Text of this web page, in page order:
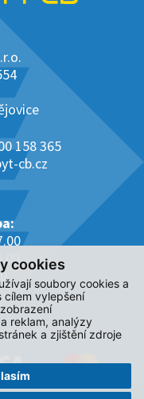
cookies
soubory cookies a
cílem vylepšení
reklam, analýzy
a zjištění zdroje
158 365
cb.cz